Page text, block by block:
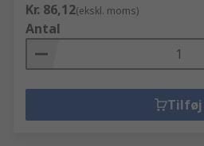
Kr. 86,12(ekskl. moms)
Antal
Tilføj